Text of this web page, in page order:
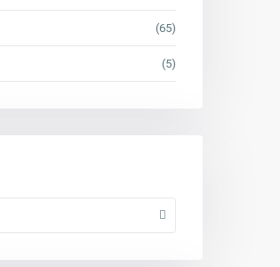
(65)
(5)